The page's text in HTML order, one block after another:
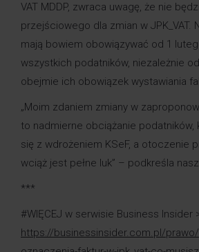
VAT MDDP, zwraca uwagę, że nie
przejściowego dla zmian w JPK_VAT.
mają bowiem obowiązywać od 1
wszystkich podatników, niezależnie
obejmie ich obowiązek wystawiania
„Moim zdaniem zmiany w
to nadmierne obciążanie podatników,
się z wdrożeniem KSeF, a otoczenie
wciąż jest pełne luk” – podkreśla
***
#WIĘCEJ w serwisie Business Insider
https://businessinsider.com.pl/